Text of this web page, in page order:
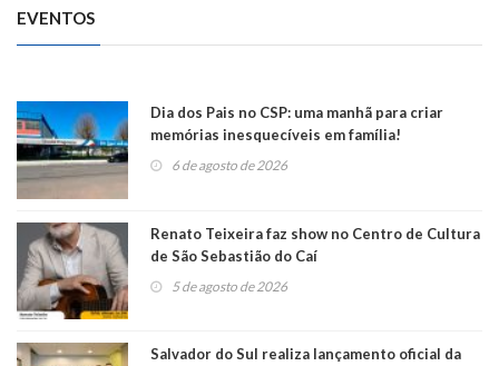
EVENTOS
Dia dos Pais no CSP: uma manhã para criar
memórias inesquecíveis em família!
6 de agosto de 2026
Renato Teixeira faz show no Centro de Cultura
de São Sebastião do Caí
5 de agosto de 2026
Salvador do Sul realiza lançamento oficial da